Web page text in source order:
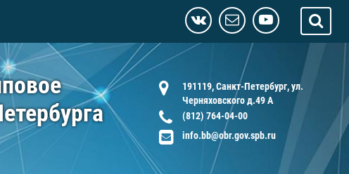
191119, Санкт-Петербург, ул.
Черняховского д.49 А
(812) 764-04-00
info.bb@obr.gov.spb.ru